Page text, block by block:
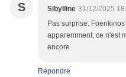
S Sibylline 31/12/2025
Pas surprise.
apparemment, ce n'est
encore
Répondre